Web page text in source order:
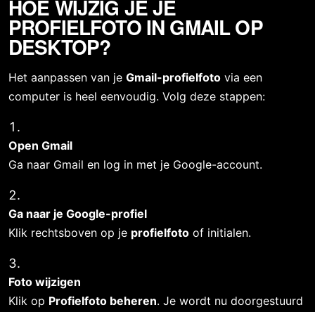
HOE WIJZIG JE JE
PROFIELFOTO IN GMAIL OP
DESKTOP?
Het aanpassen van je Gmail-profielfoto via een
computer is heel eenvoudig. Volg deze stappen:
Open Gmail
Ga naar Gmail en log in met je Google-account.
Ga naar je Google-profiel
Klik rechtsboven op je profielfoto of initialen.
Foto wijzigen
Klik op Profielfoto beheren. Je wordt nu doorgestuurd